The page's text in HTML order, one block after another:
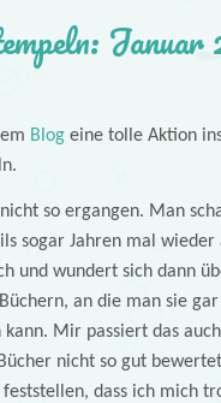
Januar
Blogeine tolle Aktion
so ergangen. Man
sogar Jahren mal wieder
und wundert sich dann
an die man sie
Mir passiert das
nicht so gut
dass ich mich